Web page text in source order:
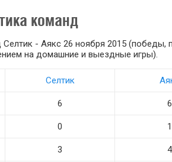
команд
- Аякс 26 ноября 2015 (победы,
на домашние и выездные игры).
Селтик
6 6
0 1
3 4